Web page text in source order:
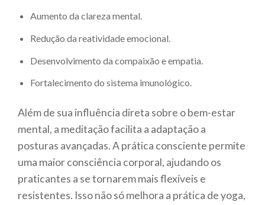
Aumento da clareza mental.
Redução da reatividade emocional.
Desenvolvimento da compaixão e empatia.
Fortalecimento do sistema imunológico.
Além de sua influência direta sobre o bem-estar
mental, a meditação facilita a adaptação a
posturas avançadas. A prática consciente permite
uma maior consciência corporal, ajudando os
praticantes a se tornarem mais flexíveis e
resistentes. Isso não só melhora a prática de yoga,